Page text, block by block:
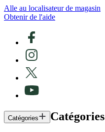
Alle au localisateur de magasin
Obtenir de l'aide
Catégories Catégories